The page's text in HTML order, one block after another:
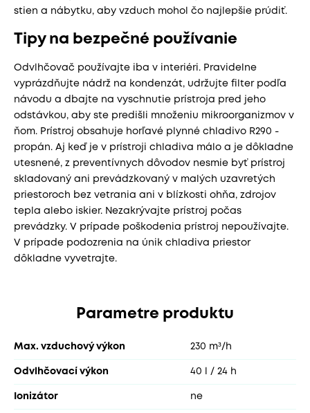
stien a nábytku, aby vzduch mohol čo najlepšie prúdiť.
Tipy na bezpečné používanie
Odvlhčovač používajte iba v interiéri. Pravidelne
vyprázdňujte nádrž na kondenzát, udržujte filter podľa
návodu a dbajte na vyschnutie prístroja pred jeho
odstávkou, aby ste predišli množeniu mikroorganizmov v
ňom. Prístroj obsahuje horľavé plynné chladivo R290 -
propán. Aj keď je v prístroji chladiva málo a je dôkladne
utesnené, z preventívnych dôvodov nesmie byť prístroj
skladovaný ani prevádzkovaný v malých uzavretých
priestoroch bez vetrania ani v blízkosti ohňa, zdrojov
tepla alebo iskier. Nezakrývajte prístroj počas
prevádzky. V prípade poškodenia prístroj nepoužívajte.
V prípade podozrenia na únik chladiva priestor
dôkladne vyvetrajte.
Parametre produktu
Max. vzduchový výkon 230 m³/h
Odvlhčovací výkon 40 l / 24 h
Ionizátor ne